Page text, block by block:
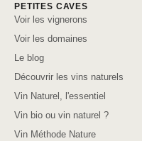
PETITES CAVES
Voir les vignerons
Voir les domaines
Le blog
Découvrir les vins naturels
Vin Naturel, l'essentiel
Vin bio ou vin naturel ?
Vin Méthode Nature